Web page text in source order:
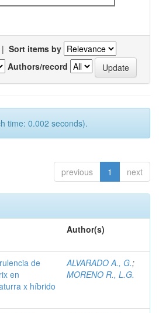
| Sort items by
Authors/record
time: 0.002 seconds).
previous 1 next
Author(s)
de
en
x híbrido
ALVARADO A., G.;
MORENO R., L.G.